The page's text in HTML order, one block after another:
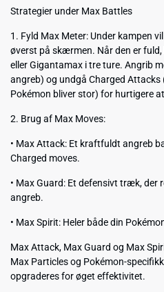
Strategier under Max Battles
1. Fyld Max Meter: Under kampen
øverst på skærmen. Når den er
eller Gigantamax i tre ture. Angrib
angreb) og undgå Charged Attacks
Pokémon bliver stor) for hurtigere
2. Brug af Max Moves:
• Max Attack: Et kraftfuldt angreb
Charged moves.
• Max Guard: Et defensivt træk, der
angreb.
• Max Spirit: Heler både din
Max Attack, Max Guard og Max
Max Particles og Pokémon-
opgraderes for øget effektivitet.